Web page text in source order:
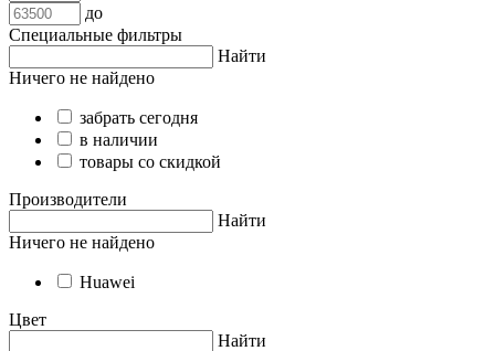
до
Специальные фильтры
Найти
Ничего не найдено
забрать сегодня
в наличии
товары со скидкой
Производители
Найти
Ничего не найдено
Huawei
Цвет
Найти